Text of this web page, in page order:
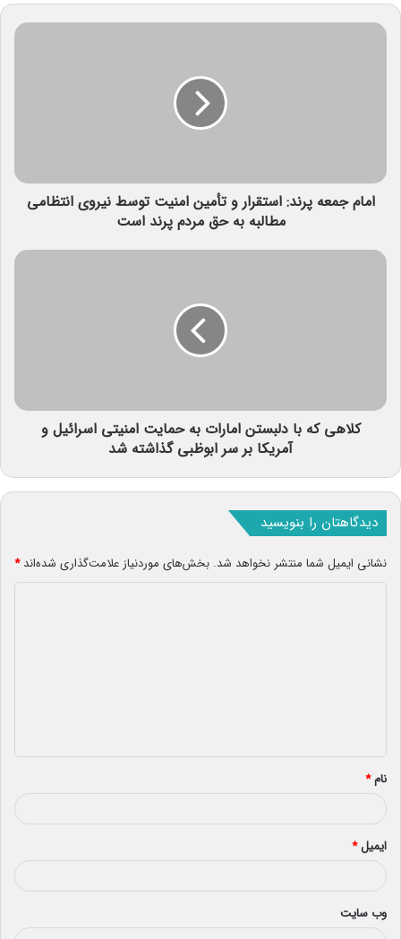
امام جمعه پرند: استقرار و تأمین امنیت توسط نیروی انتظامی
مطالبه به حق مردم پرند است
کلاهی که با دلبستن امارات به حمایت امنیتی اسرائیل و
آمریکا بر سر ابوظبی گذاشته شد
دیدگاهتان را بنویسید
نشانی ایمیل شما منتشر نخواهد شد. بخش‌های موردنیاز علامت‌گذاری شده‌اند*
*
نام*
ایمیل*
وب‌ سایت